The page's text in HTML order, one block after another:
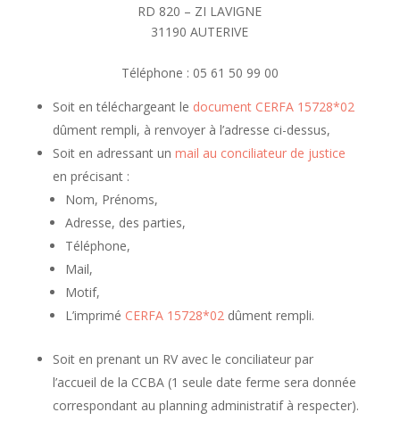
RD 820 – ZI LAVIGNE
31190 AUTERIVE
Téléphone : 05 61 50 99 00
Soit en téléchargeant le document CERFA 15728*02
dûment rempli, à renvoyer à l’adresse ci-dessus,
Soit en adressant un mail au conciliateur de justice
en précisant :
Nom, Prénoms,
Adresse, des parties,
Téléphone,
Mail,
Motif,
L’imprimé CERFA 15728*02dûment rempli.
Soit en prenant un RV avec le conciliateur par
l’accueil de la CCBA (1 seule date ferme sera donnée
correspondant au planning administratif à respecter).
Voici un test